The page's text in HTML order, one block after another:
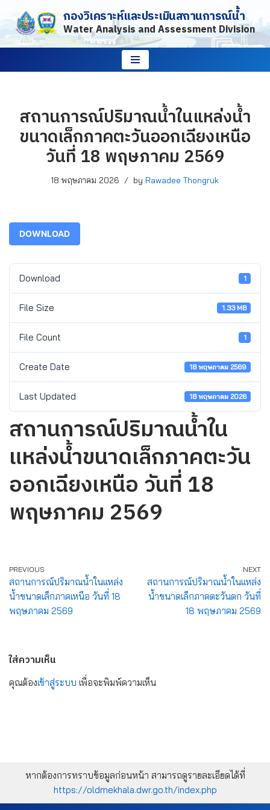
Skip
to
กองวิเคราะห์และประเมินสถานการณ์น้ำ
Water Analysis and Assessment Division
สถานการณ์ปริมาณน้ำในแหล่งน้ำ
ขนาดเล็กภาคตะวันออกเฉียงเหนือ
วันที่ 18 พฤษภาคม 2569
18 พฤษภาคม 2026 by Rawadee Thongruk
DOWNLOAD
Download 1
File Size 1.33 MB
File Count 1
Create Date 18 พฤษภาคม 2569
Last Updated 18 พฤษภาคม 2026
สถานการณ์ปริมาณน้ำใน
แหล่งน้ำขนาดเล็กภาคตะวัน
ออกเฉียงเหนือ วันที่ 18
พฤษภาคม 2569
PREVIOUS
สถานการณ์ปริมาณน้ำในแหล่ง
น้ำขนาดเล็กภาคเหนือ วันที่ 18
พฤษภาคม 2569
NEXT
สถานการณ์ปริมาณน้ำในแหล่ง
น้ำขนาดเล็กภาคตะวันตก วันที่
18 พฤษภาคม 2569
ใส่ความเห็น
คุณต้องเข้าสู่ระบบ เพื่อจะพิมพ์ความเห็น
หากต้องการทราบข้อมูลก่อนหน้า สามารถดูรายละเอียดได้ที่
https://oldmekhala.dwr.go.th/index.php